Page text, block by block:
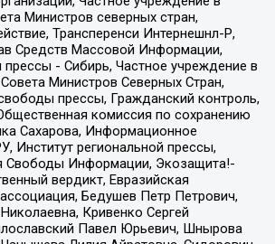
Министров северных стран,
Трансперенси Интернешнл-Р,
Средств Массовой Информации,
прессы - Сибирь, Частное учреждение в
Министров Северных Стран,
прессы, Гражданский контроль,
комиссия по сохранению
Сахарова, Информационное
Институт региональной прессы,
Свободы Информации, Экозащита!-
вердикт, Евразийская
Бедушев Петр Петрович,
Кривенко Сергей
Павел Юрьевич, Шнырова